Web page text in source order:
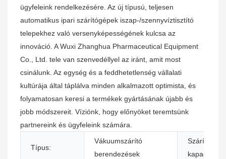
ügyfeleink rendelkezésére. Az új típusú, teljesen
automatikus ipari szárítógépek iszap-/szennyvíztisztító
telepekhez való versenyképességének kulcsa az
innováció. A Wuxi Zhanghua Pharmaceutical Equipment
Co., Ltd. tele van szenvedéllyel az iránt, amit most
csinálunk. Az egység és a feddhetetlenség vállalati
kultúrája által táplálva minden alkalmazott optimista, és
folyamatosan keresi a termékek gyártásának újabb és
jobb módszereit. Víziónk, hogy előnyöket teremtsünk
partnereink és ügyfeleink számára.
Típus:
Vákuumszárító
berendezések
Szárítási
kapacitás